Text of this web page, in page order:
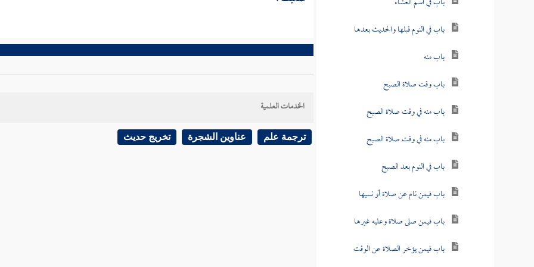
باب في النوم قبلها والحديث بعدها
باب منه
باب وقت صلاة الصبح
باب منه في وقت صلاة الصبح
باب منه في وقت صلاة الصبح
باب في النوم بعد الصبح
باب فيمن نام عن صلاة أو نسيها
باب فيمن صلى صلاة وعليه غيرها
باب فيمن يؤخر الصلاة عن الوقت
الخدمات العلمية
ترجمة علم عناوين الشجرة تخريج حديث